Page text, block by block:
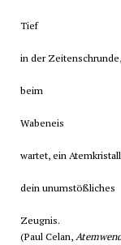
Tief
in der Zeitenschrunde,
beim
Wabeneis
wartet, ein
dein unumstößliches
Zeugnis.
(Paul Celan,